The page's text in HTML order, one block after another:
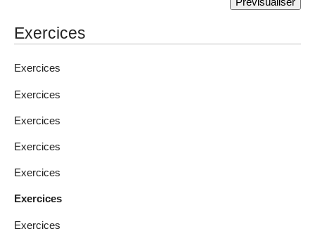
Exercices
Exercices
Exercices
Exercices
Exercices
Exercices
Exercices
Exercices